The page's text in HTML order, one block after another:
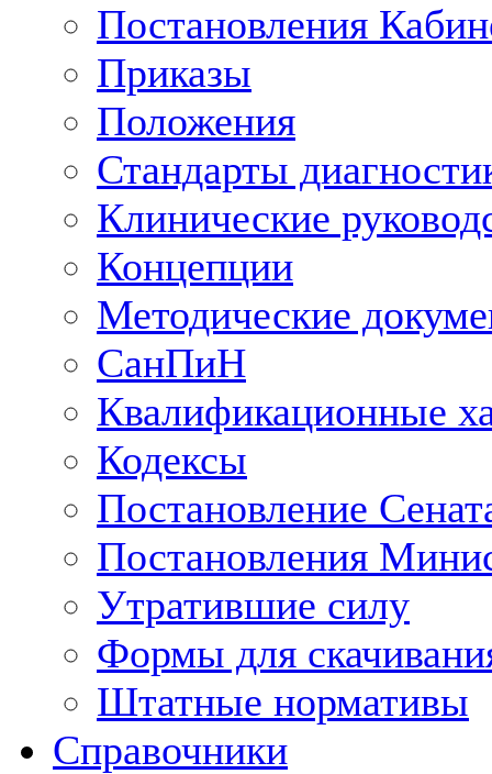
Постановления
Приказы
Положения
Стандарты
Клинические
Концепции
Методические
СанПиН
Квалификационные
Кодексы
Постановление
Постановления
Утратившие силу
Формы для
Штатные нормативы
Справочники